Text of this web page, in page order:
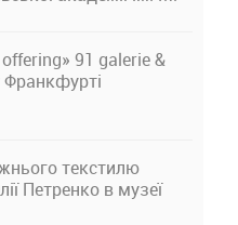
91 galerie &
текстилю
Петренко в музеї